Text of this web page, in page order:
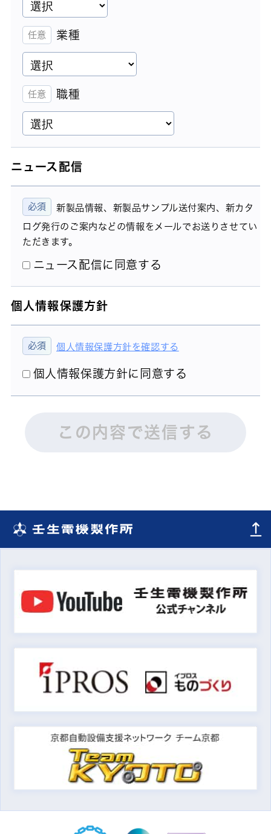
業種
職種
ニュース配信
新製品情報、新製品サンプル送付案内、新カタ
ログ発行のご案内などの情報をメールでお送りさせてい
ただきます。
ニュース配信に同意する
個人情報保護方針
個人情報保護方針を確認する
個人情報保護方針に同意する
この内容で送信する